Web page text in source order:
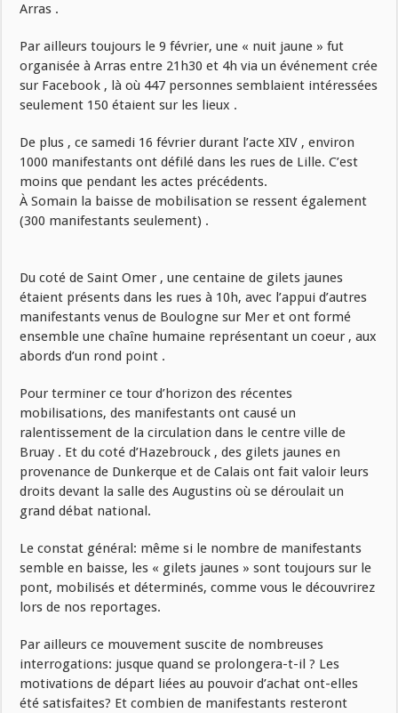
Arras .
Par ailleurs toujours le 9 février, une « nuit jaune » fut
organisée à Arras entre 21h30 et 4h via un événement crée
sur Facebook , là où 447 personnes semblaient intéressées
seulement 150 étaient sur les lieux .
De plus , ce samedi 16 février durant l’acte XIV , environ
1000 manifestants ont défilé dans les rues de Lille. C’est
moins que pendant les actes précédents.
À Somain la baisse de mobilisation se ressent également
(300 manifestants seulement) .
Du coté de Saint Omer , une centaine de gilets jaunes
étaient présents dans les rues à 10h, avec l’appui d’autres
manifestants venus de Boulogne sur Mer et ont formé
ensemble une chaîne humaine représentant un coeur , aux
abords d’un rond point .
Pour terminer ce tour d’horizon des récentes
mobilisations, des manifestants ont causé un
ralentissement de la circulation dans le centre ville de
Bruay . Et du coté d’Hazebrouck , des gilets jaunes en
provenance de Dunkerque et de Calais ont fait valoir leurs
droits devant la salle des Augustins où se déroulait un
grand débat national.
Le constat général: même si le nombre de manifestants
semble en baisse, les « gilets jaunes » sont toujours sur le
pont, mobilisés et déterminés, comme vous le découvrirez
lors de nos reportages.
Par ailleurs ce mouvement suscite de nombreuses
interrogations: jusque quand se prolongera-t-il ? Les
motivations de départ liées au pouvoir d’achat ont-elles
été satisfaites? Et combien de manifestants resteront